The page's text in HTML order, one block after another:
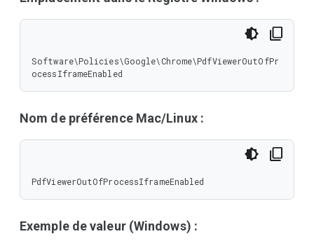
Software\Policies\Google\Chrome\PdfViewerOutOfPr
ocessIframeEnabled
Nom de préférence Mac/Linux :
PdfViewerOutOfProcessIframeEnabled
Exemple de valeur (Windows) :